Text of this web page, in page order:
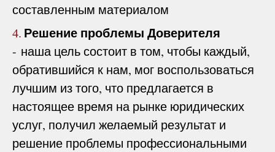
составленным материалом
4. Решение проблемы Доверителя
- наша цель состоит в том, чтобы каждый,
обратившийся к нам, мог воспользоваться
лучшим из того, что предлагается в
настоящее время на рынке юридических
услуг, получил желаемый результат и
решение проблемы профессиональными